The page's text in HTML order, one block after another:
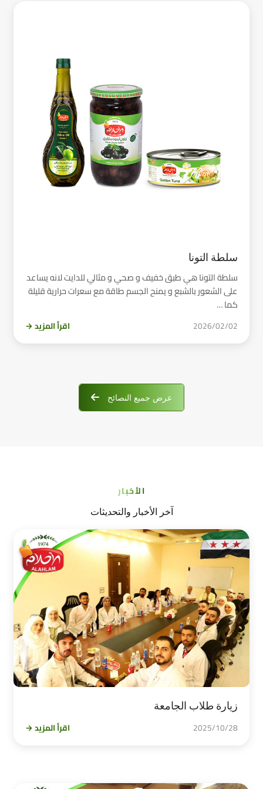
سلطة التونا
سلطة التونا هي طبق خفيف و صحي و مثالي للدايت لانه يساعد
على الشعور بالشبع و يمنح الجسم طاقة مع سعرات حرارية قليلة
كما …
2026/02/02 اقرأ المزيد →
عرض جميع النصائح
الأخبار
آخر الأخبار والتحديثات
زيارة طلاب الجامعة
2025/10/28 اقرأ المزيد →